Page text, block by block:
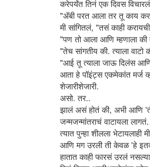
करेपर्यंत तिनं एक दिवस
"अ‍ॅबी परत आला तर तू काय
मी सांगितलं, "तसं काही
"पण तो आला आणि म्हणाला की
"तेच सांगतीय की. त्याला वाटो
"आई तू त्याला जाऊ दिलंस
आता हे पॉइंट्स एकमेकांत मर्ज
शेजारीशेजारी.
असो. तर..
झालं असं होतं की, अभी आणि
जन्मजन्मांतराचं वाटायला
त्यात पुन्हा शीलला
आणि मग उरली ती केवळ 'हे
हातात काही फारसं उरलं